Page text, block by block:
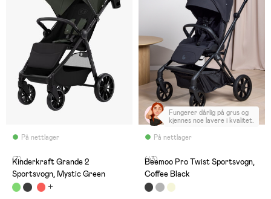
På nettlager
(7)
Kinderkraft Grande 2
Sportsvogn, Mystic Green
På nettlager
Fungerer dårlig på grus og
kjennes noe lavere i kvalitet.
(43)
Beemoo Pro Twist Sportsvogn,
Coffee Black